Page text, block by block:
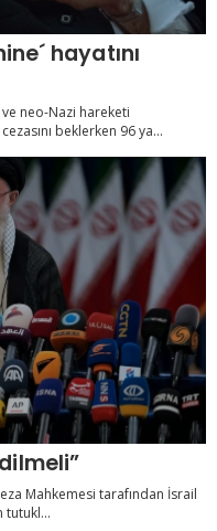
hayatını
ve neo-Nazi hareketi
beklerken 96 ya...
Mahkemesi tarafından İsrail
tutukl...